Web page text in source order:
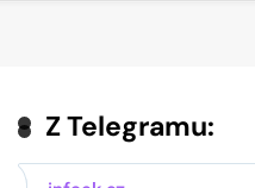
Z Telegramu: